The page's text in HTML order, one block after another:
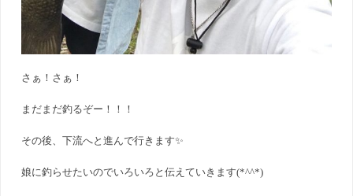
さぁ！さぁ！
まだまだ釣るぞー！！！
その後、下流へと進んで行きます✨
娘に釣らせたいのでいろいろと伝えていきます(*^^*)